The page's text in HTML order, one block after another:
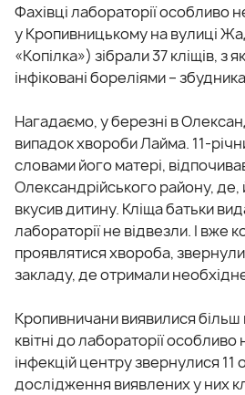
Фахівці лабораторії особливо
у Кропивницькому на вулиці
«Копілка») зібрали 37 кліщів, з
інфіковані бореліями –
Нагадаємо, у березні в
випадок хвороби Лайма. 11-
словами його матері,
Олександрійського району, де,
вкусив дитину. Кліща батьки
лабораторії не відвезли. І вже
проявлятися хвороба,
закладу, де отримали
Кропивничани виявилися більш
квітні до лабораторії
інфекцій центру звернулися 11
дослідження виявлених у них